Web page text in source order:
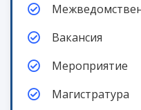
Вакансия
Мероприятие
Магистратура